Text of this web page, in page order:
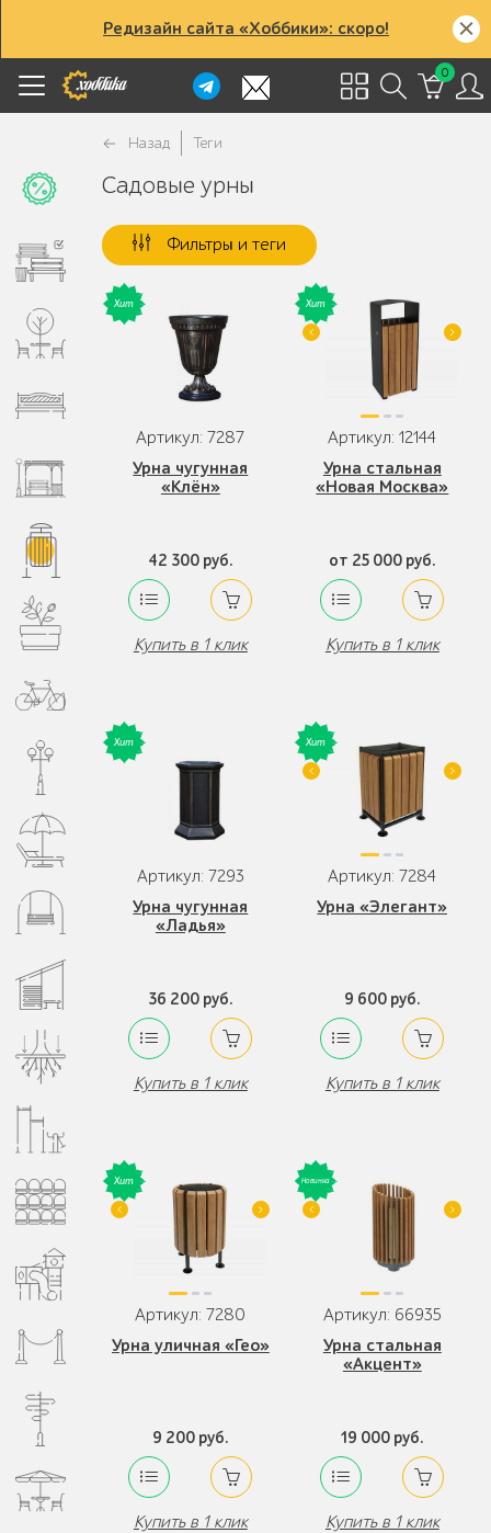
Редизайн сайта «Хоббики»: скоро!
0
Назад Теги
Садовые урны
Фильтры и теги
Артикул: 7287
Урна чугунная
«Клён»
42 300 руб.
Купить в 1 клик
Артикул: 12144
Урна стальная
«Новая Москва»
от 25 000 руб.
Купить в 1 клик
Артикул: 7293
Урна чугунная
«Ладья»
36 200 руб.
Купить в 1 клик
Артикул: 7284
Урна «Элегант»
9 600 руб.
Купить в 1 клик
Артикул: 7280
Урна уличная «Гео»
9 200 руб.
Купить в 1 клик
Артикул: 66935
Урна стальная
«Акцент»
19 000 руб.
Купить в 1 клик